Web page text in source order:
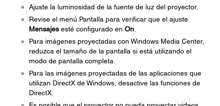
Ajuste la luminosidad de la fuente de luz del proyector.
Revise el menú Pantalla para verificar que el ajuste
Mensajes esté configurado en On
Para imágenes proyectadas con Windows Media Center,
reduzca el tamaño de la pantalla si está utilizando el
modo de pantalla completa.
Para las imágenes proyectadas de las aplicaciones que
utilizan DirectX de Windows, desactive las funciones de
DirectX.